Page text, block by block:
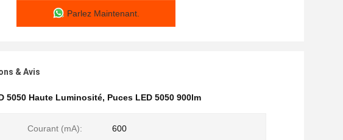
Parlez Maintenant.
& Avis
5050 Haute Luminosité, Puces LED 5050 900lm
Courant (mA): 600